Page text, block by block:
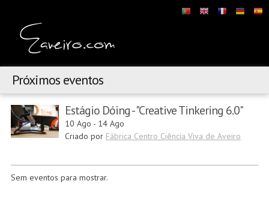
Próximos eventos
Estágio Dóing - "Creative Tinkering 6.0"
10 Ago - 14 Ago
Criado por Fábrica Centro Ciência Viva de Aveiro
Sem eventos para mostrar.